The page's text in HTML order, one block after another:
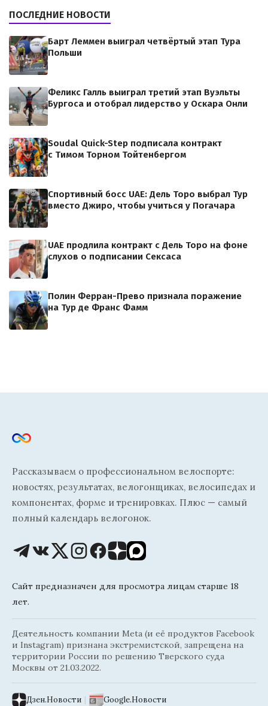
ПОСЛЕДНИЕ НОВОСТИ
Барт Леммен выиграл четвёртый этап Тура
Польши
Феликс Галль выиграл третий этап Вуэльты
Бургоса и отобрал лидерство у Оскара Онли
Soudal Quick-Step подписала контракт
с Тимом Торном Тойтенбергом
Спортивный босс UAE: Дель Торо выбрал Тур
вместо Джиро, чтобы учиться у Погачара
UAE продлила контракт с Дель Торо на фоне
слухов о подписании Сексаса
Полин Ферран-Прево признала поражение
на Тур де Франс Фамм
Рассказываем о профессиональном велоспорте:
новостях, результатах, велогонщиках, велосипедах и
компонентах, форме и тренировках. Плюс — самый
полный календарь велогонок.
Сайт предназначен для просмотра лицам старше 18
лет.
Деятельность компании Meta (и её продуктов Facebook
и Instagram) признана экстремистской, запрещена на
территории России по решению Тверского суда
Москвы от 21.03.2022.
Дзен.Новости | Google.Новости